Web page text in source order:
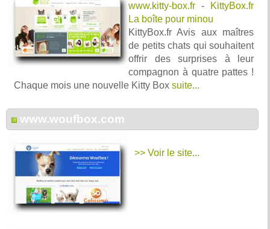
www.kitty-box.fr -
KittyBox.fr
La boîte pour minou
KittyBox.fr Avis aux maîtres
de petits chats qui souhaitent
offrir des surprises à leur
compagnon à quatre pattes !
Chaque mois une nouvelle Kitty Box suite...
www.woufbox.com
>> Voir le site...